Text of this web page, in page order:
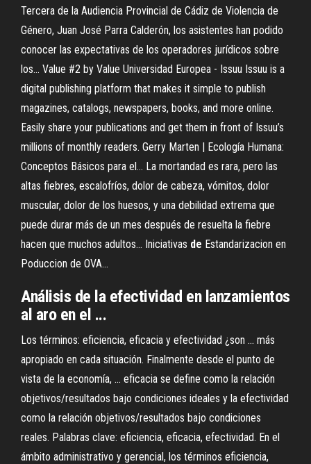
Tercera de la Audiencia Provincial de Cádiz de Violencia de
Género, Juan José Parra Calderón, los asistentes han podido
conocer las expectativas de los operadores jurídicos sobre
los… Value #2 by Value Universidad Europea - Issuu Issuu is a
digital publishing platform that makes it simple to publish
magazines, catalogs, newspapers, books, and more online.
Easily share your publications and get them in front of Issuu’s
millions of monthly readers. Gerry Marten | Ecología Humana:
Conceptos Básicos para el… La mortandad es rara, pero las
altas fiebres, escalofríos, dolor de cabeza, vómitos, dolor
muscular, dolor de los huesos, y una debilidad extrema que
puede durar más de un mes después de resuelta la fiebre
hacen que muchos adultos… Iniciativas de Estandarizacion en
Poduccion de OVA…
Análisis de la efectividad en lanzamientos
al aro en el ...
Los términos: eficiencia, eficacia y efectividad ¿son ... más
apropiado en cada situación. Finalmente desde el punto de
vista de la economía, ... eficacia se define como la relación
objetivos/resultados bajo condiciones ideales y la efectividad
como la relación objetivos/resultados bajo condiciones
reales. Palabras clave: eficiencia, eficacia, efectividad. En el
ámbito administrativo y gerencial, los términos eficiencia,